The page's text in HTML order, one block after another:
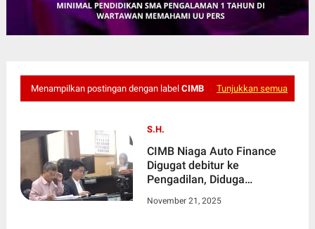
Menampilkan postingan dengan label CIMB Tunjukkan semua
S.H.
CIMB Niaga Auto Finance
Digugat debitur ke
Pengadilan, Diduga
November 21, 2025